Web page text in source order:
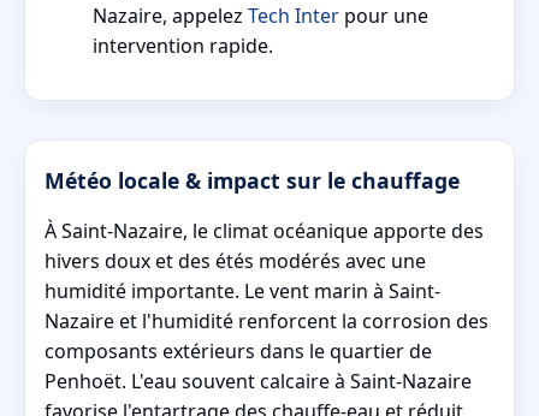
Nazaire, appelez Tech Inter pour une
intervention rapide.
Météo locale & impact sur le chauffage
À Saint-Nazaire, le climat océanique apporte des
hivers doux et des étés modérés avec une
humidité importante. Le vent marin à Saint-
Nazaire et l'humidité renforcent la corrosion des
composants extérieurs dans le quartier de
Penhoët. L'eau souvent calcaire à Saint-Nazaire